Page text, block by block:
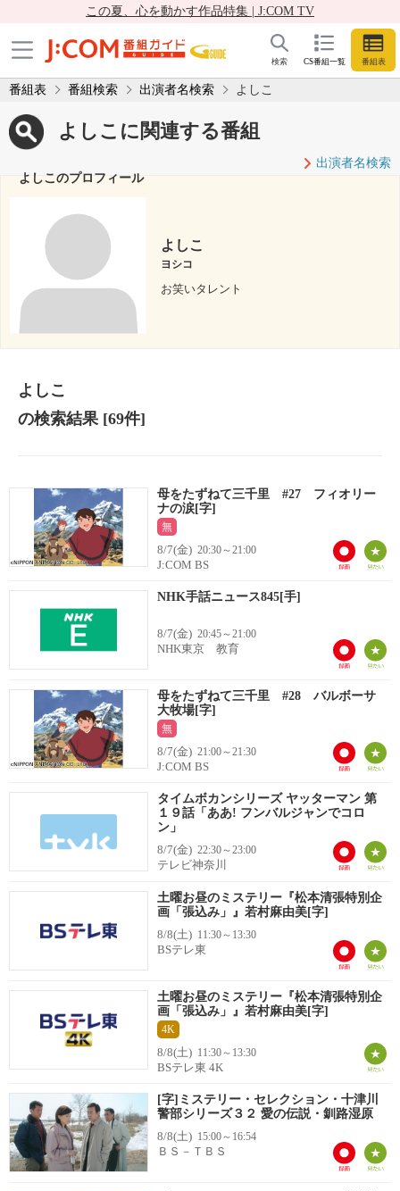
この夏、心を動かす作品特集 | J:COM TV
CS番組一覧 番組表
検索
番組表 番組検索 出演者名検索 よしこ
よしこに関連する番組
出演者名検索
よしこのプロフィール
よしこ
ヨシコ
お笑いタレント
よしこ
の検索結果[69件]
母をたずねて三千里 #27 フィオリー
ナの涙[字]
無
8/7(金) 20:30～21:00
J:COM BS
NHK手話ニュース845[手]
8/7(金) 20:45～21:00
NHK東京 教育
母をたずねて三千里 #28 バルボーサ
大牧場[字]
無
8/7(金) 21:00～21:30
J:COM BS
タイムボカンシリーズ ヤッターマン 第
１９話「ああ! フンバルジャンでコロ
ン」
8/7(金) 22:30～23:00
テレビ神奈川
土曜お昼のミステリー『松本清張特別企
画「張込み」』若村麻由美[字]
8/8(土) 11:30～13:30
BSテレ東
土曜お昼のミステリー『松本清張特別企
画「張込み」』若村麻由美[字]
4K
8/8(土) 11:30～13:30
BSテレ東 4K
[字]ミステリー・セレクション・十津川
警部シリーズ３２ 愛の伝説・釧路湿原
8/8(土) 15:00～16:54
ＢＳ－ＴＢＳ